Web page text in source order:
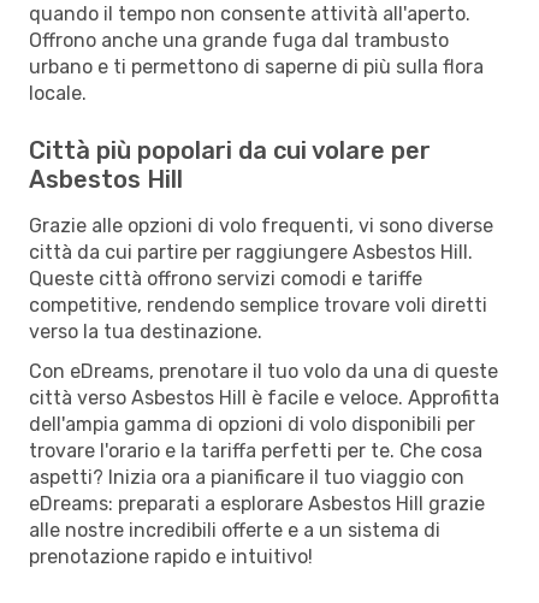
quando il tempo non consente attività all'aperto.
Offrono anche una grande fuga dal trambusto
urbano e ti permettono di saperne di più sulla flora
locale.
Città più popolari da cui volare per
Asbestos Hill
Grazie alle opzioni di volo frequenti, vi sono diverse
città da cui partire per raggiungere Asbestos Hill.
Queste città offrono servizi comodi e tariffe
competitive, rendendo semplice trovare voli diretti
verso la tua destinazione.
Con eDreams, prenotare il tuo volo da una di queste
città verso Asbestos Hill è facile e veloce. Approfitta
dell'ampia gamma di opzioni di volo disponibili per
trovare l'orario e la tariffa perfetti per te. Che cosa
aspetti? Inizia ora a pianificare il tuo viaggio con
eDreams: preparati a esplorare Asbestos Hill grazie
alle nostre incredibili offerte e a un sistema di
prenotazione rapido e intuitivo!